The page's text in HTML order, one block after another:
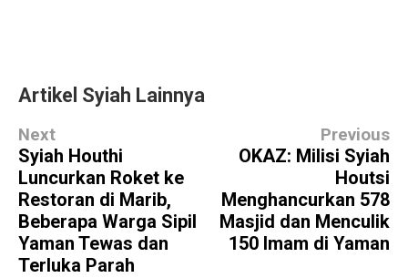
Artikel Syiah Lainnya
Next
Syiah Houthi
Luncurkan Roket ke
Restoran di Marib,
Beberapa Warga Sipil
Yaman Tewas dan
Terluka Parah
Previous
OKAZ: Milisi Syiah
Houtsi
Menghancurkan 578
Masjid dan Menculik
150 Imam di Yaman